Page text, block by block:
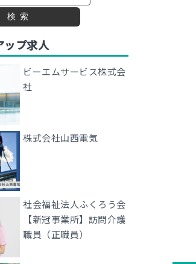
検索
ップ求人
ビーエムサービス株式会
社
株式会社山西電気
社会福祉法人ふくろう会
【新冠事業所】訪問介護
職員（正職員）